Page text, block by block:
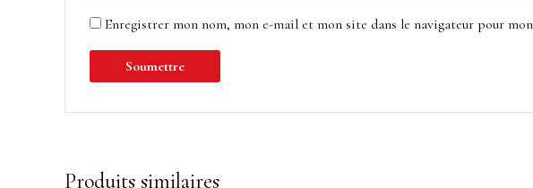
Enregistrer mon nom, mon e-mail et mon site dans le navigateur pour
Produits similaires